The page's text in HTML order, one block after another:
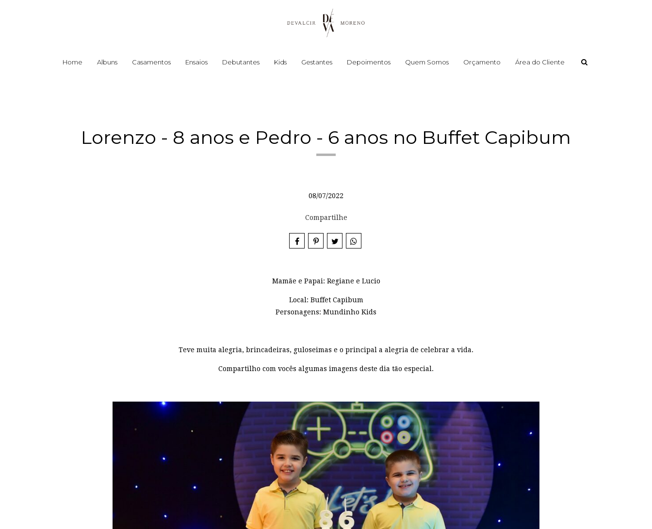
Home Albuns Casamentos Ensaios Debutantes Kids Gestantes Depoimentos Quem Somos Orçamento Área do Cliente
Lorenzo - 8 anos e Pedro - 6 anos no Buffet Capibum
08/07/2022
Compartilhe
Mamãe e Papai: Regiane e Lucio
Local: Buffet Capibum
Personagens: Mundinho Kids
Teve muita alegria, brincadeiras, guloseimas e o principal a alegria de celebrar a vida.
Compartilho com vocês algumas imagens deste dia tão especial.